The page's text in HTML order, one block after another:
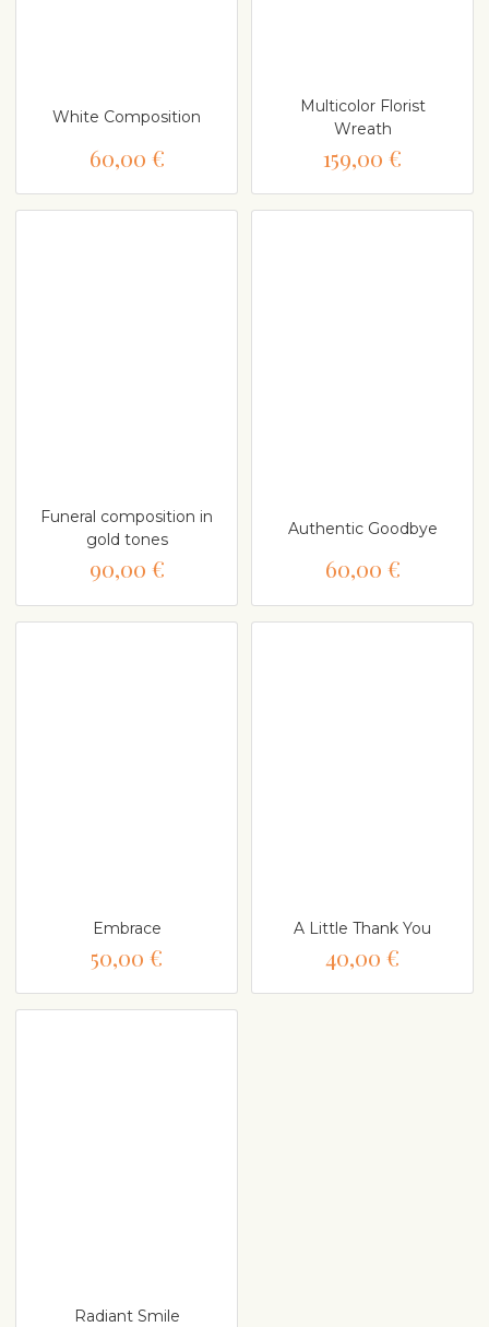
White Composition
60,00 €
Multicolor Florist
Wreath
159,00 €
Funeral composition in
gold tones
90,00 €
Authentic Goodbye
60,00 €
Embrace
50,00 €
A Little Thank You
40,00 €
Radiant Smile